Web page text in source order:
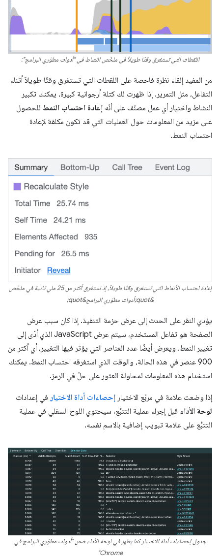
اللقطات التي تستغرق وقتًا طويلاً في ملخّص النشاط في "أدوات مطوّري البرامج":
من المفيد إلقاء نظرة فاحصة على اللقطات التي تستغرق وقتًا طويلاً أثناء
التفاعل، مثل التمرير. إذا ظهرت لك كتلة أرجوانية كبيرة، يمكنك تكبير
النشاط واختيار أي عمل مصنّف على أنّه إعادة احتساب النمط للحصول
على مزيد من المعلومات حول العمليات التي قد تكون مكلفة لإعادة
احتساب النمط.
إعادة احتساب الأنماط التي تستغرق وقتًا طويلاً، إذ تستغرق أكثر من 25 ملي ثانية في ملخّص
&quot;أدوات مطوّري البرامج&quot;
يؤدي النقر على الحدث إلى عرض حزمة التنفيذ. إذا كان سبب عرض
الصفحة هو تفاعل المستخدم، سيتم عرض JavaScript الذي أدّى إلى
تغيير النمط. ويعرض أيضًا عدد العناصر التي يؤثر فيها التغيير، أي أكثر من
900 عنصر في هذه الحالة، والوقت الذي استغرقه احتساب النمط. يمكنك
استخدام هذه المعلومات لمحاولة العثور على حلّ في الرمز.
إذا وضعت علامة في مربّع الاختيار إحصاءات أداة الاختيار في إعدادات
لوحة الأداء قبل إجراء عملية التتبُّع، سيحتوي اللوح السفلي في عملية
التتبُّع على علامة تبويب إضافية بالاسم نفسه.
جدول إحصاءات أداة الاختيار كما يظهر في لوحة الأداء ضمن "أدوات مطوّري البرامج في
Chrome"